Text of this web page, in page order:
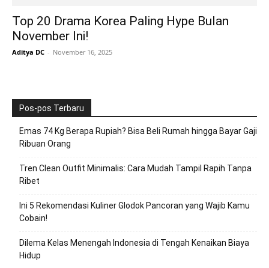
Top 20 Drama Korea Paling Hype Bulan
November Ini!
Aditya DC - November 16, 2025
Pos-pos Terbaru
Emas 74 Kg Berapa Rupiah? Bisa Beli Rumah hingga Bayar Gaji
Ribuan Orang
Tren Clean Outfit Minimalis: Cara Mudah Tampil Rapih Tanpa
Ribet
Ini 5 Rekomendasi Kuliner Glodok Pancoran yang Wajib Kamu
Cobain!
Dilema Kelas Menengah Indonesia di Tengah Kenaikan Biaya
Hidup